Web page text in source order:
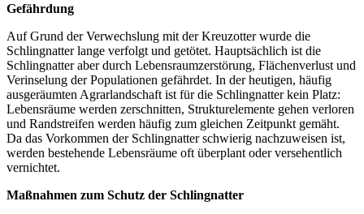
Gefährdung
​​​​​Auf Grund der Verwechslung mit der Kreuzotter wurde die
Schlingnatter lange verfolgt und getötet. Hauptsächlich ist die
Schlingnatter aber durch Lebensraumzerstörung, Flächenverlust und
Verinselung der Populationen gefährdet. In der heutigen, häufig
ausgeräumten Agrarlandschaft ist für die Schlingnatter kein Platz:
Lebensräume werden zerschnitten, Strukturelemente gehen verloren
und Randstreifen werden häufig zum gleichen Zeitpunkt gemäht.
Da das Vorkommen der Schlingnatter schwierig nachzuweisen ist,
werden bestehende Lebensräume oft überplant oder versehentlich
vernichtet.
Maßnahmen zum Schutz der Schlingnatter